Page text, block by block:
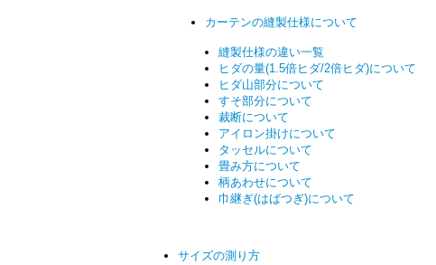
カーテンの縫製仕様について
縫製仕様の違い一覧
ヒダの量(1.5倍ヒダ/2倍ヒダ)について
ヒダ山部分について
すそ部分について
裁断について
アイロン掛けについて
タッセルについて
畳み方について
柄あわせについて
巾継ぎ(はばつぎ)について
サイズの測り方